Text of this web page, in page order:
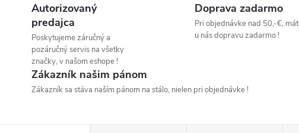
Autorizovaný
predajca
Poskytujeme záručný a
pozáručný servis na všetky
značky, v našom eshope !
Doprava zadarmo
Pri objednávke nad 50,-€,
u nás dopravu zadarmo !
Zákazník našim pánom
Zákazník sa stáva naším pánom na stálo, nielen pri objednávke !